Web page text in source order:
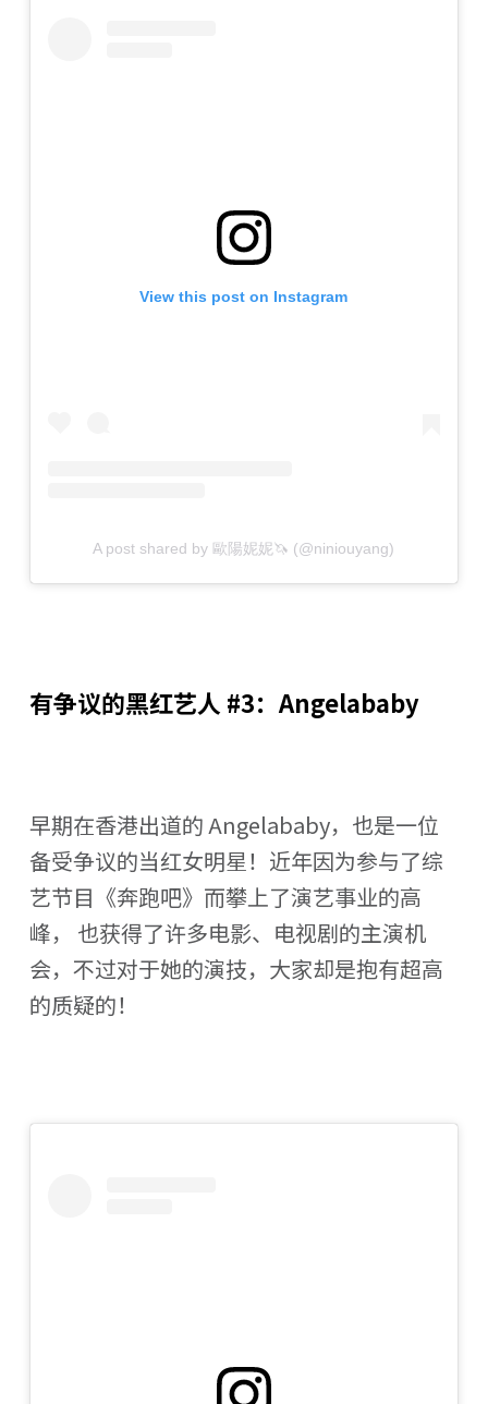
View this post on Instagram
A post shared by 歐陽妮妮🦄 (@niniouyang)
有争议的黑红艺人 #3：Angelababy
早期在香港出道的 Angelababy，也是一位
备受争议的当红女明星！近年因为参与了综
艺节目《奔跑吧》而攀上了演艺事业的高
峰， 也获得了许多电影、电视剧的主演机
会，不过对于她的演技，大家却是抱有超高
的质疑的！